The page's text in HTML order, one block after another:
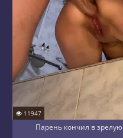
11947
Парень кончил в